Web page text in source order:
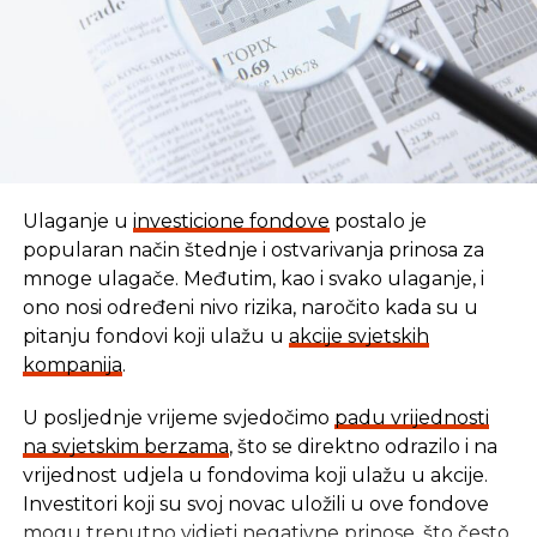
U vremenu kada tradicionalni oblici štednje nude
sve skromnije prinose, ovaj Fond se nameće kao
moderna alternativa svima koji žele da njihov novac
radi za njih, i da pritom podrže razvoj domaće
Ulaganje u investicione fondove postalo je
popularan način štednje i ostvarivanja prinosa za
mnoge ulagače. Međutim, kao i svako ulaganje, i
ono nosi određeni nivo rizika, naročito kada su u
pitanju fondovi koji ulažu u akcije svjetskih
kompanija.
U posljednje vrijeme svjedočimo padu vrijednosti
na svjetskim berzama, što se direktno odrazilo i na
vrijednost udjela u fondovima koji ulažu u akcije.
Investitori koji su svoj novac uložili u ove fondove